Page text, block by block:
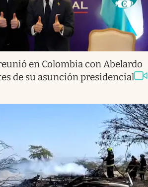
en Colombia con Abelardo
de su asunción presidencial